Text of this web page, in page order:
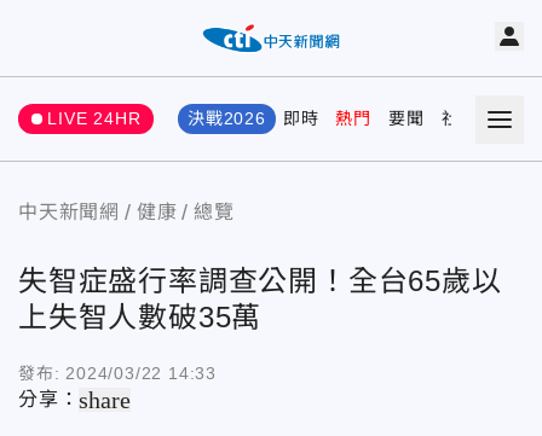
LIVE 24HR 決戰2026 即時 熱門 要聞 社會 娛樂
中天新聞網 健康 總覽
失智症盛行率調查公開！全台65歲以
上失智人數破35萬
發布: 2024/03/22 14:33
分享：share